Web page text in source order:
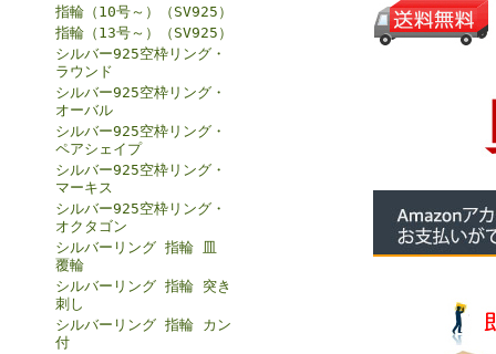
指輪（10号～）（SV925）
指輪（13号～）（SV925）
シルバー925空枠リング・
ラウンド
シルバー925空枠リング・
オーバル
シルバー925空枠リング・
ペアシェイプ
シルバー925空枠リング・
マーキス
シルバー925空枠リング・
オクタゴン
シルバーリング 指輪 皿
覆輪
シルバーリング 指輪 突き
刺し
シルバーリング 指輪 カン
付